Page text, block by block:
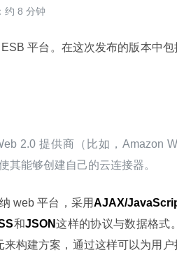
约 8 分钟
ESB 平台。在这次发布的版本中包
2.0 提供商（比如，Amazon
其能够创建自己的云连接器。
web 平台，采用AJAX/
和JSON这样的协议与数据格式
构建方案，通过这样可以为用